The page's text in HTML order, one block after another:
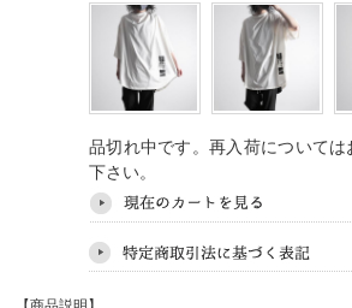
品切れ中です。再入荷については
下さい。